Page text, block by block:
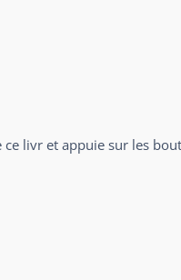
livr et appuie sur les